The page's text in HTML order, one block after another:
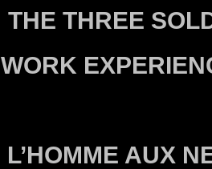
THE THREE
WORK
L’HOMME AUX